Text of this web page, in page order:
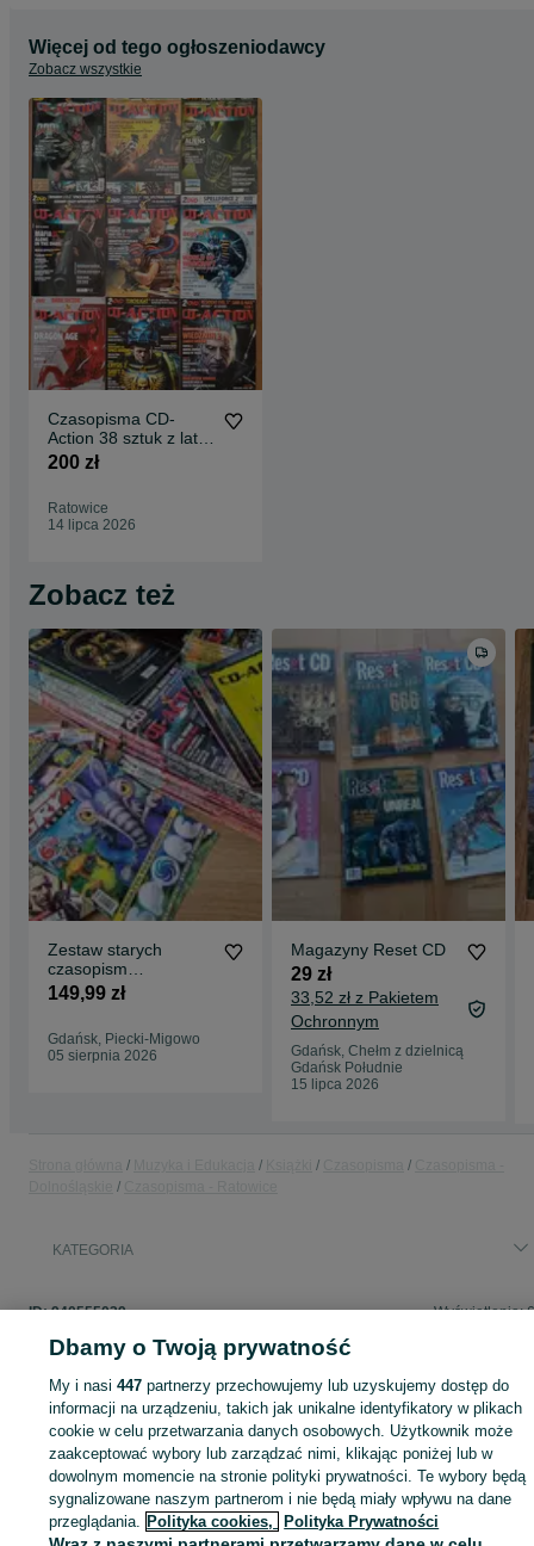
Więcej od tego ogłoszeniodawcy
Zobacz wszystkie
Czasopisma CD-
Action 38 sztuk z lat
02-16
200 zł
Ratowice
14 lipca 2026
Zobacz też
Zestaw starych
czasopism
komputerowych/o
grach / CD-Action
149,99 zł
Gdańsk, Piecki-Migowo
05 sierpnia 2026
Magazyny Reset CD
29 zł
33,52 zł z Pakietem
Ochronnym
Gdańsk, Chełm z dzielnicą
Gdańsk Południe
15 lipca 2026
KATEGORIA
ID:940555039 Wyświetlenia:
Zaloguj się lub załóż konto na OLX, aby skontaktować się z
sprzedającym
Zaloguj się / Załóż konto
Dbamy o Twoją prywatność
My i nasi447 partnerzy przechowujemy lub uzyskujemy dostęp do
informacji na urządzeniu, takich jak unikalne identyfikatory w plikach
cookie w celu przetwarzania danych osobowych. Użytkownik może
zaakceptować wybory lub zarządzać nimi, klikając poniżej lub w
dowolnym momencie na stronie polityki prywatności. Te wybory będą
sygnalizowane naszym partnerom i nie będą miały wpływu na dane
przeglądania. Polityka cookies, Polityka Prywatności